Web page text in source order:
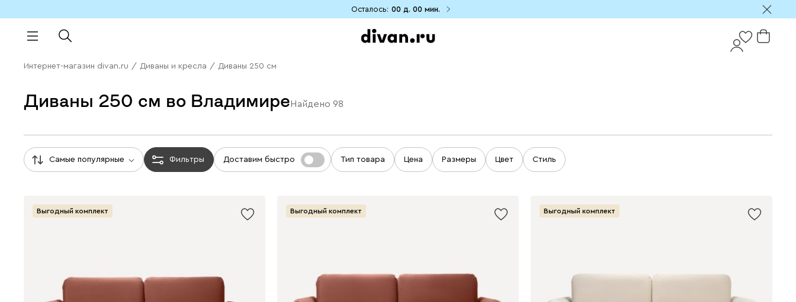
Осталось: 00 д. 00 мин.
Интернет-магазин divan.ru / Диваны и кресла / Диваны 250 см
Диваны 250 см во Владимире Найдено 98
Самые популярные Фильтры Доставим быстро Тип товара Цена Размеры Цвет Стиль
Выгодный комплект Выгодный комплект Выгодный комплект